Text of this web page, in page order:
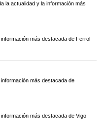
la actualidad y la información más
más destacada de Ferrol
más destacada de
más destacada de Vigo